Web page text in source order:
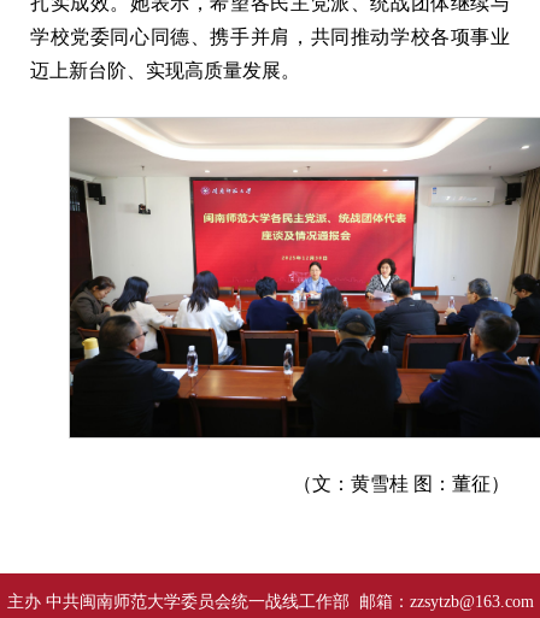
学校党委同心同德、携手并肩，共同推动学校各项事业
迈上新台阶、实现高质量发展。
（文：黄雪桂 图：董征）
主办 中共闽南师范大学委员会统一战线工作部 邮箱：zzsytzb@163.com